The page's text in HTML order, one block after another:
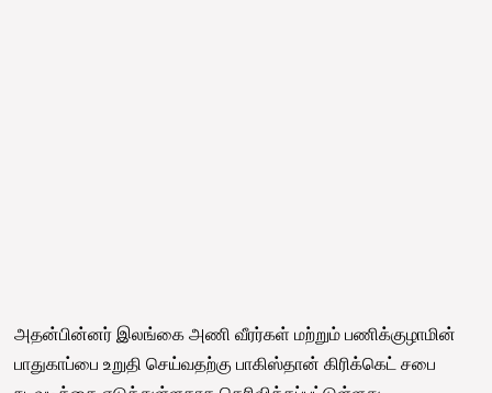
அதன்பின்னர் இலங்கை அணி வீரர்கள் மற்றும் பணிக்குழாமின்
பாதுகாப்பை உறுதி செய்வதற்கு பாகிஸ்தான் கிரிக்கெட் சபை